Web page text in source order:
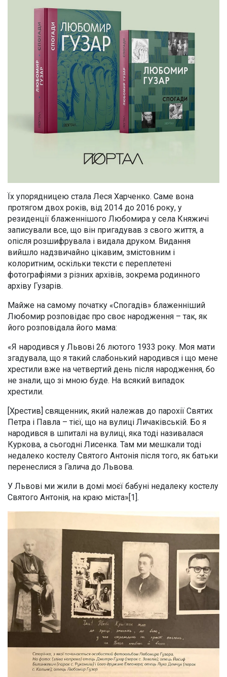
Їх упорядницею стала Леся Харченко. Саме вона
протягом двох років, від 2014 до 2016 року, у
резиденції блаженнішого Любомира у села Княжичі
записували все, що він пригадував з свого життя, а
опісля розшифрувала і видала друком. Видання
вийшло надзвичайно цікавим, змістовним і
колоритним, оскільки тексти є переплетені
фотографіями з різних архівів, зокрема родинного
архіву Гузарів.
Майже на самому початку «Спогадів» блаженніший
Любомир розповідає про своє народження – так, як
його розповідала його мама:
«Я народився у Львові 26 лютого 1933 року. Моя мати
згадувала, що я такий слабонький народився і що мене
хрестили вже на четвертий день після народження, бо
не знали, що зі мною буде. На всякий випадок
хрестили.
[Хрестив] священник, який належав до парохії Святих
Петра і Павла – тієї, що на вулиці Личаківській. Бо я
народився в шпиталі на вулиці, яка тоді називалася
Куркова, а сьогодні Лисенка. Там ми мешкали тоді
недалеко костелу Святого Антонія після того, як батьки
перенеслися з Галича до Львова.
У Львові ми жили в домі моєї бабуні недалеку костелу
Святого Антонія, на краю міста»[1].